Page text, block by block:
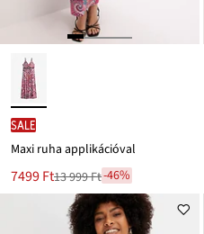
SALE
Maxi ruha applikációval
Új
ár
7499 Ft
Leárazva13 999 Ft-46%